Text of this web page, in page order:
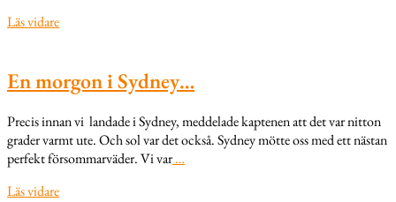
Läs vidare
En morgon i Sydney…
Precis innan vi landade i Sydney, meddelade kaptenen att det var nitton
grader varmt ute. Och sol var det också. Sydney mötte oss med ett nästan
perfekt försommarväder. Vi var…
Läs vidare